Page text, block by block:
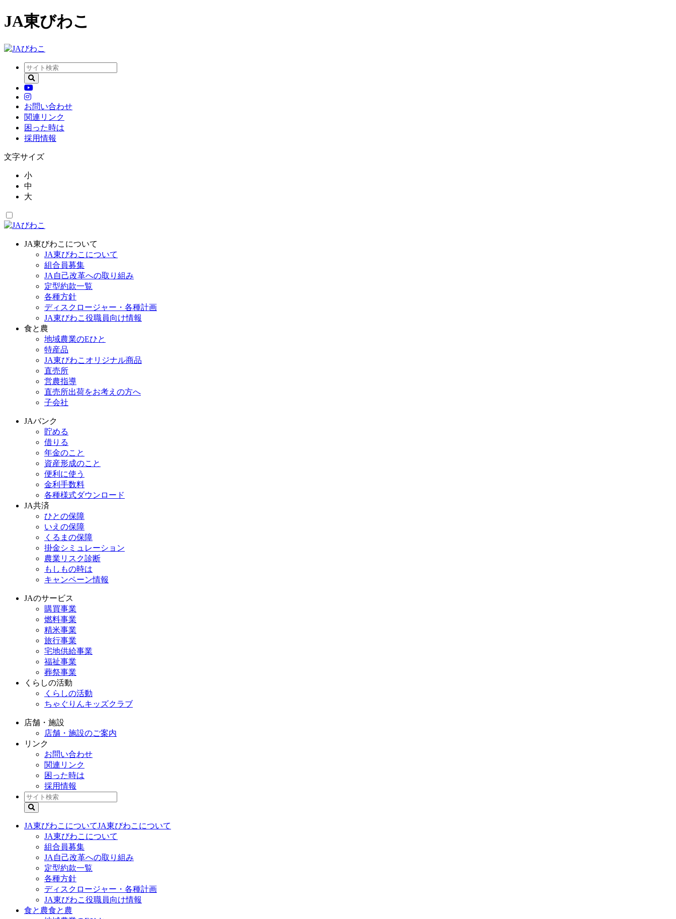
JA東びわこ
お問い合わせ
関連リンク
困った時は
採用情報
文字サイズ
小
中
大
JA東びわこについて
JA東びわこについて
組合員募集
JA自己改革への取り組み
定型約款一覧
各種方針
ディスクロージャー・各種計画
JA東びわこ役職員向け情報
食と農
地域農業のEひと
特産品
JA東びわこオリジナル商品
直売所
営農指導
直売所出荷をお考えの方へ
子会社
JAバンク
貯める
借りる
年金のこと
資産形成のこと
便利に使う
金利手数料
各種様式ダウンロード
JA共済
ひとの保障
いえの保障
くるまの保障
掛金シミュレーション
農業リスク診断
もしもの時は
キャンペーン情報
JAのサービス
購買事業
燃料事業
精米事業
旅行事業
宅地供給事業
福祉事業
葬祭事業
くらしの活動
くらしの活動
ちゃぐりんキッズクラブ
店舗・施設
店舗・施設のご案内
リンク
お問い合わせ
関連リンク
困った時は
採用情報
JA東びわこについてJA東びわこについて
JA東びわこについて
組合員募集
JA自己改革への取り組み
定型約款一覧
各種方針
ディスクロージャー・各種計画
JA東びわこ役職員向け情報
食と農食と農